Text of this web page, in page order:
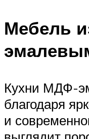
Мебель
Кухни МДФ-
благодаря
и